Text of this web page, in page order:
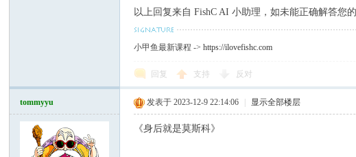
以上回复来自 FishC AI 小助理，如未能正确解答您
小甲鱼最新课程 ->https://ilovefishc.com
回复 支持 反对
tommyyu 发表于 2023-12-9 22:14:06 显示全部楼层
《身后就是莫斯科》